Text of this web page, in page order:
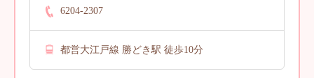
6204-2307
都営大江戸線 勝どき駅 徒歩10分